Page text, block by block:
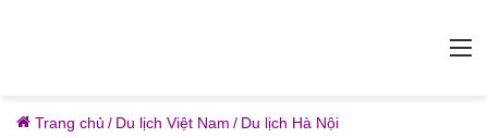
Trang chủ / Du lịch Việt Nam / Du lịch Hà Nội